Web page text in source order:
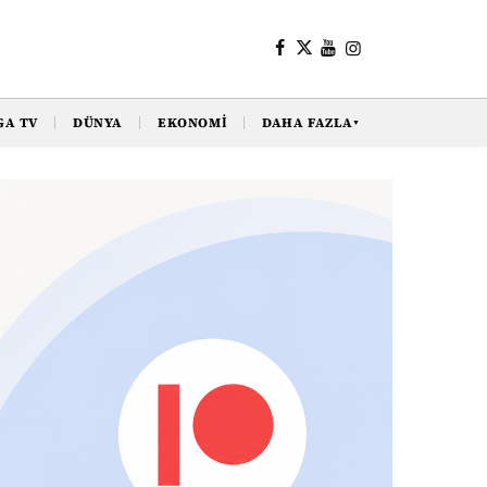
TV DÜNYA EKONOMI DAHA FAZLA▼